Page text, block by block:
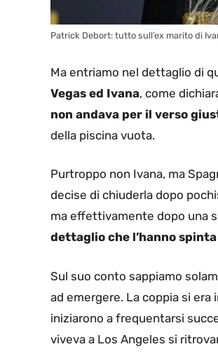
Patrick Debort: tutto sull’ex marito di
Ma entriamo nel dettaglio di
Vegas ed Ivana, come
non andava per il verso
della piscina vuota.
Purtroppo non Ivana, ma
decise di chiuderla dopo
ma effettivamente dopo una
dettaglio che l’hanno
Sul suo conto sappiamo
ad emergere. La coppia si
iniziarono a frequentarsi
viveva a Los Angeles si